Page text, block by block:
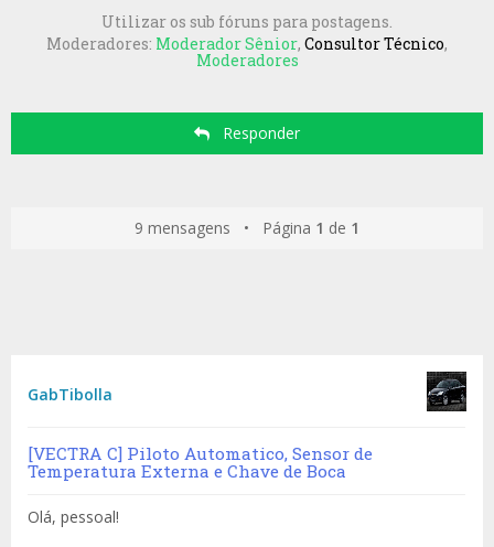
Utilizar os sub fóruns para postagens.
Moderadores: Moderador Sênior, Consultor Técnico,
Moderadores
Responder
9 mensagens • Página 1 de 1
GabTibolla
[VECTRA C] Piloto Automatico, Sensor de
Temperatura Externa e Chave de Boca
Olá, pessoal!